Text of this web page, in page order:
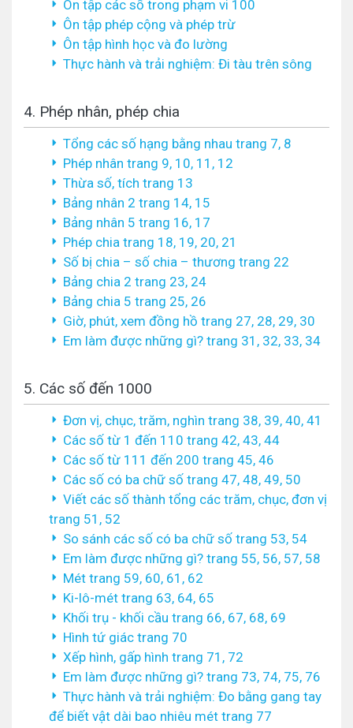
Ôn tập các số trong phạm vi 100
Ôn tập phép cộng và phép trừ
Ôn tập hình học và đo lường
Thực hành và trải nghiệm: Đi tàu trên sông
4. Phép nhân, phép chia
Tổng các số hạng bằng nhau trang 7, 8
Phép nhân trang 9, 10, 11, 12
Thừa số, tích trang 13
Bảng nhân 2 trang 14, 15
Bảng nhân 5 trang 16, 17
Phép chia trang 18, 19, 20, 21
Số bị chia – số chia – thương trang 22
Bảng chia 2 trang 23, 24
Bảng chia 5 trang 25, 26
Giờ, phút, xem đồng hồ trang 27, 28, 29, 30
Em làm được những gì? trang 31, 32, 33, 34
5. Các số đến 1000
Đơn vị, chục, trăm, nghìn trang 38, 39, 40, 41
Các số từ 1 đến 110 trang 42, 43, 44
Các số từ 111 đến 200 trang 45, 46
Các số có ba chữ số trang 47, 48, 49, 50
Viết các số thành tổng các trăm, chục, đơn vị
trang 51, 52
So sánh các số có ba chữ số trang 53, 54
Em làm được những gì? trang 55, 56, 57, 58
Mét trang 59, 60, 61, 62
Ki-lô-mét trang 63, 64, 65
Khối trụ - khối cầu trang 66, 67, 68, 69
Hình tứ giác trang 70
Xếp hình, gấp hình trang 71, 72
Em làm được những gì? trang 73, 74, 75, 76
Thực hành và trải nghiệm: Đo bằng gang tay
để biết vật dài bao nhiêu mét trang 77